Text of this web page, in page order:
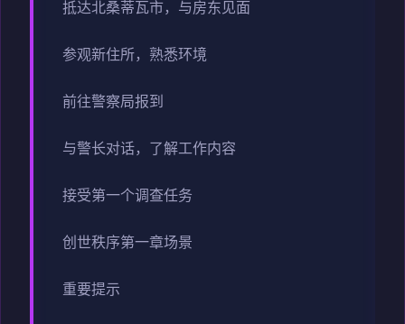
抵达北桑蒂瓦市，与房东见面
参观新住所，熟悉环境
前往警察局报到
与警长对话，了解工作内容
接受第一个调查任务
创世秩序第一章场景
重要提示